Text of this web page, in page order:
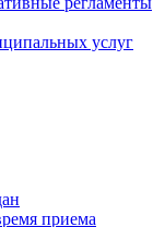
услуг
приема